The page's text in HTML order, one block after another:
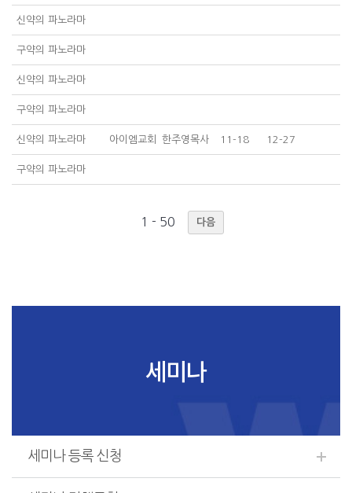
신약의 파노라마
구약의 파노라마
신약의 파노라마
구약의 파노라마
신약의 파노라마 아이엠교회 한주영목사 11-18 12-27
구약의 파노라마
1 - 50 다음
세미나
세미나 등록 신청